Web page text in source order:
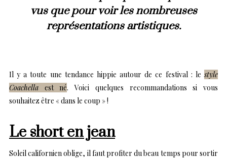
vus que pour voir les nombreuses
représentations artistiques.
Il y a toute une tendance hippie autour de ce festival : lestyle
Coachella est né. Voici quelques recommandations si vous
souhaitez être « dans le coup » !
Le short en jean
Soleil californien oblige, il faut profiter du beau temps pour sortir